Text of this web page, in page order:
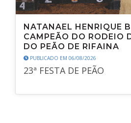
NATANAEL HENRIQUE
CAMPEÃO DO RODEIO
DO PEÃO DE RIFAINA
PUBLICADO EM 06/08/2026
23ª FESTA DE PEÃO